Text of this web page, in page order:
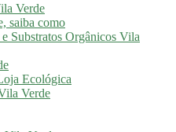
Verde
saiba como
Substratos Orgânicos Vila
Ecológica
Verde